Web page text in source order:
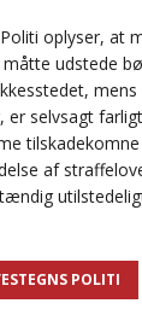
oplyser, at
udstede
mens
er selvsagt
af
POLITI